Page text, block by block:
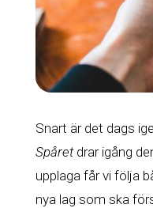
Snart är det dags
Spåretdrar igång
upplaga får vi följa
nya lag som ska